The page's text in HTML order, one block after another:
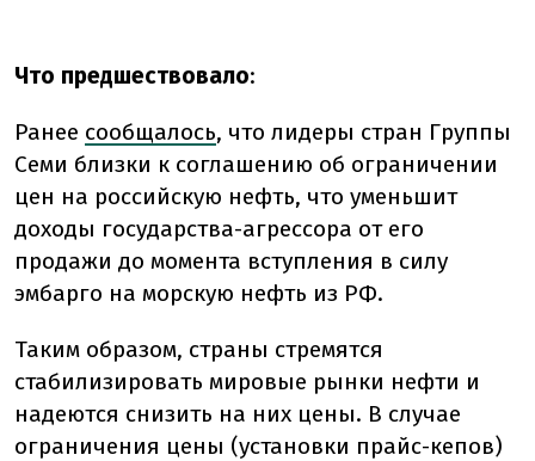
Что предшествовало:
Ранее сообщалось, что лидеры стран Группы
Семи близки к соглашению об ограничении
цен на российскую нефть, что уменьшит
доходы государства-агрессора от его
продажи до момента вступления в силу
эмбарго на морскую нефть из РФ.
Таким образом, страны стремятся
стабилизировать мировые рынки нефти и
надеются снизить на них цены. В случае
ограничения цены (установки прайс-кепов)